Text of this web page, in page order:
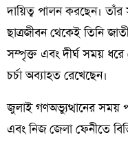
দায়িত্ব পালন করছেন।
ছাত্রজীবন থেকেই তিনি
সম্পৃক্ত এবং দীর্ঘ সময় ধরে
চর্চা অব্যাহত রেখেছেন।
জুলাই গণঅভ্যুত্থানের সময়
এবং নিজ জেলা ফেনীতে